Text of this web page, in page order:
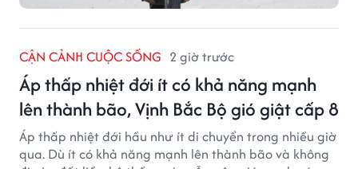
CẬN CẢNH CUỘC SỐNG 2 giờ trước
Áp thấp nhiệt đới ít có khả năng mạnh
lên thành bão, Vịnh Bắc Bộ gió giật cấp 8
Áp thấp nhiệt đới hầu như ít di chuyển trong nhiều giờ
qua. Dù ít có khả năng mạnh lên thành bão và không